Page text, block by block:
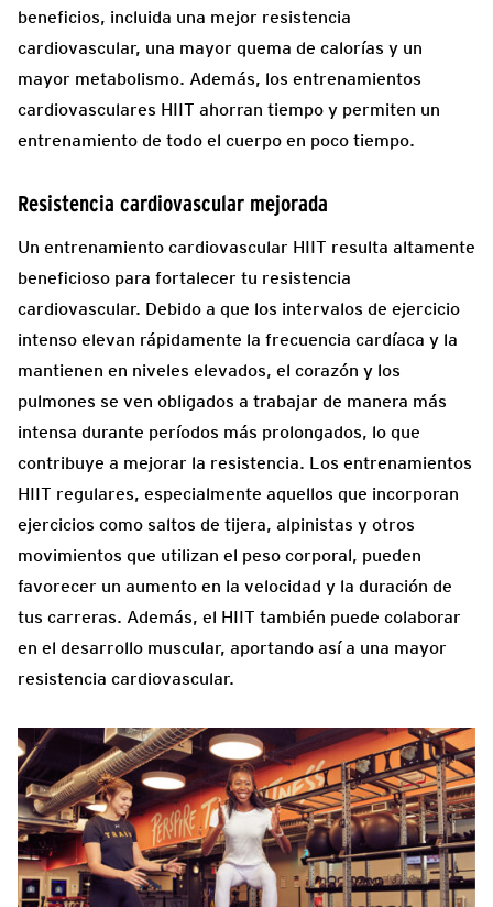
beneficios, incluida una mejor resistencia
cardiovascular, una mayor quema de calorías y un
mayor metabolismo. Además, los entrenamientos
cardiovasculares HIIT ahorran tiempo y permiten un
entrenamiento de todo el cuerpo en poco tiempo.
Resistencia cardiovascular mejorada
Un entrenamiento cardiovascular HIIT resulta altamente
beneficioso para fortalecer tu resistencia
cardiovascular. Debido a que los intervalos de ejercicio
intenso elevan rápidamente la frecuencia cardíaca y la
mantienen en niveles elevados, el corazón y los
pulmones se ven obligados a trabajar de manera más
intensa durante períodos más prolongados, lo que
contribuye a mejorar la resistencia. Los entrenamientos
HIIT regulares, especialmente aquellos que incorporan
ejercicios como saltos de tijera, alpinistas y otros
movimientos que utilizan el peso corporal, pueden
favorecer un aumento en la velocidad y la duración de
tus carreras. Además, el HIIT también puede colaborar
en el desarrollo muscular, aportando así a una mayor
resistencia cardiovascular.